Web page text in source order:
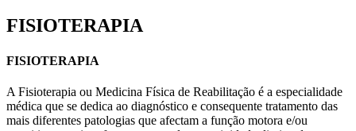
FISIOTERAPIA
FISIOTERAPIA
A Fisioterapia ou Medicina Física de Reabilitação é a especialidade
médica que se dedica ao diagnóstico e consequente tratamento das
mais diferentes patologias que afectam a função motora e/ou